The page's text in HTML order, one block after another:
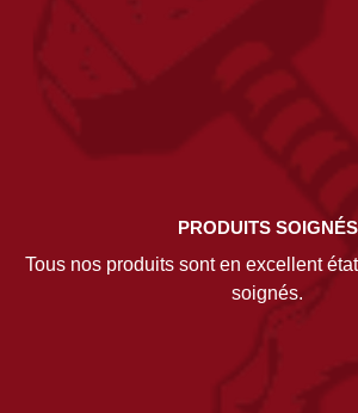
PRODUITS SOIGNÉS
Tous nos produits sont en excellent
soignés.